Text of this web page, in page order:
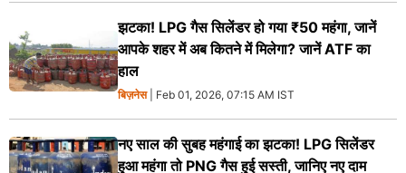
झटका! LPG गैस सिलेंडर हो गया ₹50 महंगा, जानें
आपके शहर में अब कितने में मिलेगा? जानें ATF का
हाल
बिज़नेस| Feb 01, 2026, 07:15 AM IST
नए साल की सुबह महंगाई का झटका! LPG सिलेंडर
हुआ महंगा तो PNG गैस हुई सस्ती, जानिए नए दाम